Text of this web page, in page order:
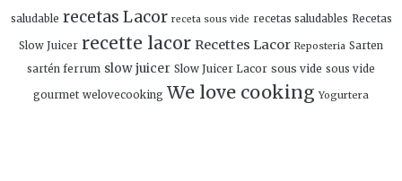
saludable recetas Lacor receta sous vide recetas saludables Recetas
Slow Juicer recette lacor Recettes Lacor Reposteria Sarten
sartén ferrum slow juicer Slow Juicer Lacor sous vide sous vide
gourmet welovecooking We love cooking Yogurtera